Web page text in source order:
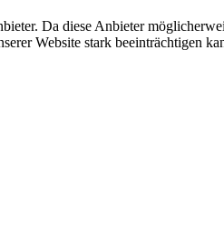
Da diese Anbieter
Website stark beeinträchtigen